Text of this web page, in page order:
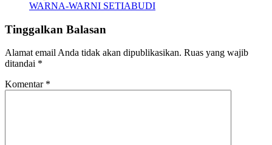
WARNA-WARNI SETIABUDI
Tinggalkan Balasan
Alamat email Anda tidak akan dipublikasikan. Ruas yang wajib
ditandai *
Komentar *